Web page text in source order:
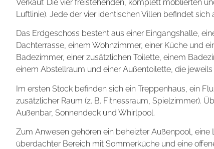
Verkauf. Die vier freistehenden, komplett möblierten
Luftlinie). Jede der vier identischen Villen befindet
Das Erdgeschoss besteht aus einer Eingangshalle,
Dachterrasse, einem Wohnzimmer, einer Küche und
Badezimmer, einer zusätzlichen Toilette, einem
einem Abstellraum und einer Außentoilette, die
Im ersten Stock befinden sich ein Treppenhaus, ein
zusätzlicher Raum (z. B. Fitnessraum, Spielzimmer).
Außenbar, Sonnendeck und Whirlpool.
Zum Anwesen gehören ein beheizter Außenpool,
überdachter Bereich mit Sommerküche und eine